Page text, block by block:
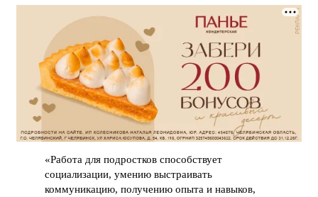
«Работа для подростков способствует
социализации, умению выстраивать
коммуникацию, получению опыта и навыков,